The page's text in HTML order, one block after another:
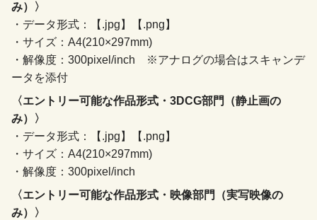
み）〉
・データ形式：【.jpg】【.png】
・サイズ：A4(210×297mm)
・解像度：300pixel/inch ※アナログの場合はスキャンデ
ータを添付
〈エントリー可能な作品形式・3DCG部門（静止画の
み）〉
・データ形式：【.jpg】【.png】
・サイズ：A4(210×297mm)
・解像度：300pixel/inch
〈エントリー可能な作品形式・映像部門（実写映像の
み）〉